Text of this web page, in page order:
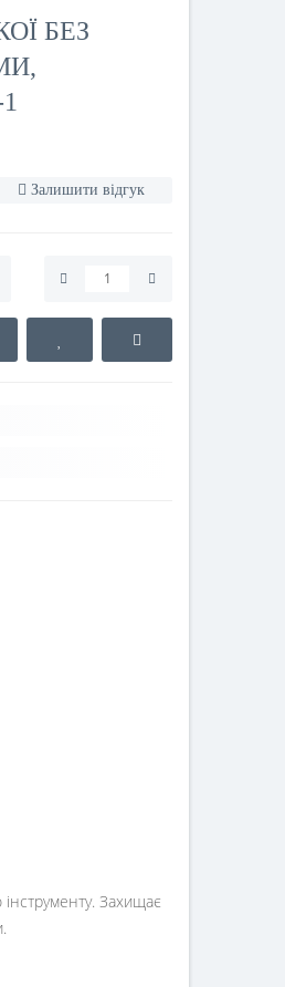
БЕЗ
Залишити відгук
Захищає